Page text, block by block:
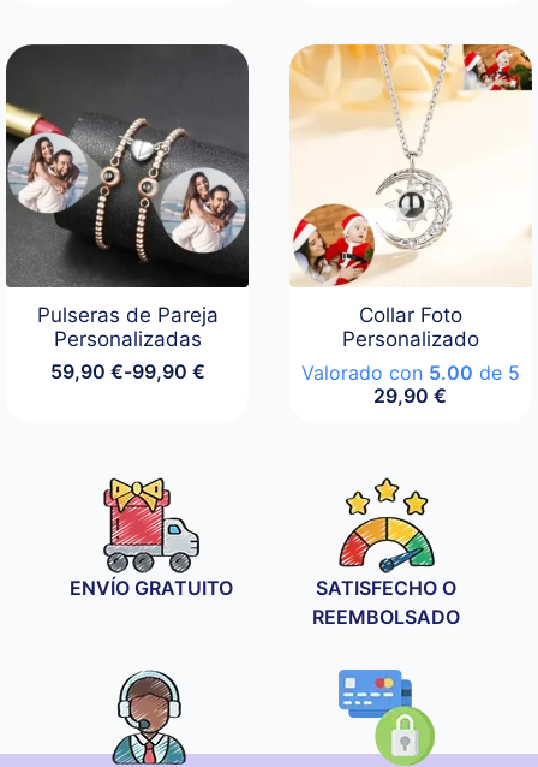
34,90 €
Pulseras de Pareja
Personalizadas
59,90 €-99,90 €
Rango
59,90 €
hasta
99,90 €
Collar Foto
Personalizado
Valorado con 5.00 de 5
29,90€
ENVÍO GRATUITO
SATISFECHO O
REEMBOLSADO